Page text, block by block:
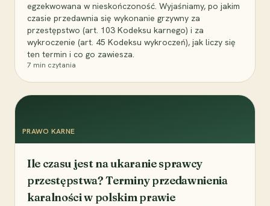
egzekwowana w nieskończoność. Wyjaśniamy, po jakim
czasie przedawnia się wykonanie grzywny za
przestępstwo (art. 103 Kodeksu karnego) i za
wykroczenie (art. 45 Kodeksu wykroczeń), jak liczy się
ten termin i co go zawiesza.
7 min czytania
PRAWO KARNE
Ile czasu jest na ukaranie sprawcy
przestępstwa? Terminy przedawnienia
karalności w polskim prawie